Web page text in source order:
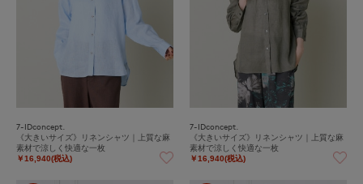
7-IDconcept.
《大きいサイズ》リネンシャツ｜上質な麻
素材で涼しく快適な一枚
￥16,940(税込)
7-IDconcept.
《大きいサイズ》リネンシャツ｜上質な麻
素材で涼しく快適な一枚
￥16,940(税込)